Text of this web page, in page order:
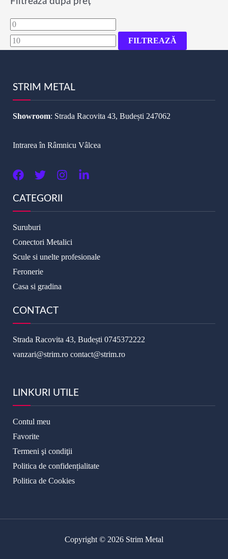
Preț
minim
maximFILTREAZĂ
STRIM METAL
Showroom: Strada Racovita 43, Budești 247062
Intrarea în Râmnicu Vâlcea
CATEGORII
Suruburi
Conectori Metalici
Scule si unelte profesionale
Feronerie
Casa si gradina
CONTACT
Strada Racovita 43, Budești 0745372222
vanzari@strim.ro contact@strim.ro
LINKURI UTILE
Contul meu
Favorite
Termeni şi condiţii
Politica de confidențialitate
Politica de Cookies
Copyright © 2026 Strim Metal